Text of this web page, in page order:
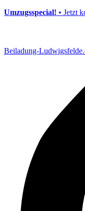
Umzugsspecial! • Jetzt
Beiladung-